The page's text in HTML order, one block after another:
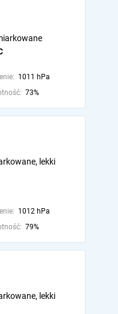
1011 hPa
73%
lekki
1012 hPa
79%
lekki